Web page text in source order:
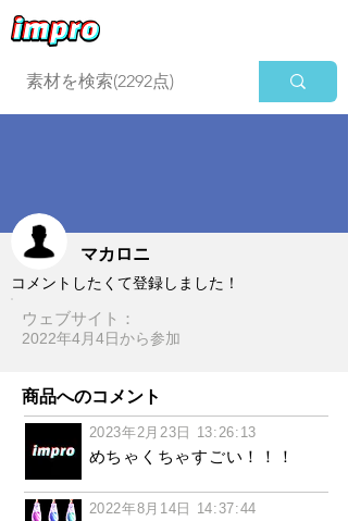
マカロニ
コメントしたくて登録しました！
ウェブサイト：
2022年4月4日​から参加
商品へのコメント
2023年2月23日 13:26:13
めちゃくちゃすごい！！！
2022年8月14日 14:37:44